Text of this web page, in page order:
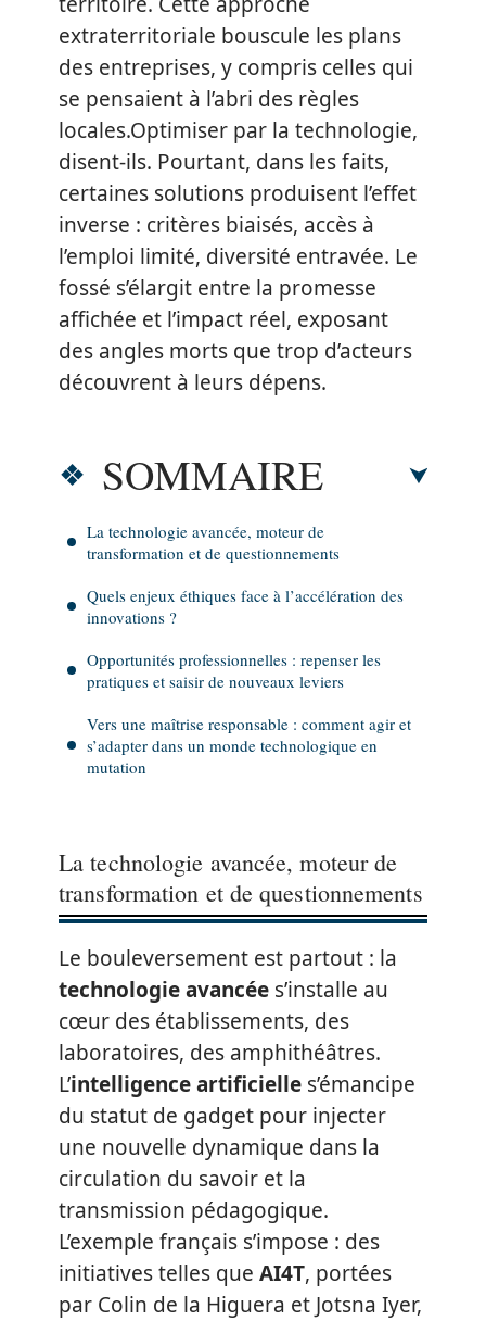
extraterritoriale bouscule les plans
des entreprises, y compris celles qui
se pensaient à l’abri des règles
locales.Optimiser par la technologie,
disent-ils. Pourtant, dans les faits,
certaines solutions produisent l’effet
inverse : critères biaisés, accès à
l’emploi limité, diversité entravée. Le
fossé s’élargit entre la promesse
affichée et l’impact réel, exposant
des angles morts que trop d’acteurs
découvrent à leurs dépens.
SOMMAIRE
La technologie avancée, moteur de
transformation et de questionnements
Quels enjeux éthiques face à l’accélération des
innovations ?
Opportunités professionnelles : repenser les
pratiques et saisir de nouveaux leviers
Vers une maîtrise responsable : comment agir et
s’adapter dans un monde technologique en
mutation
La technologie avancée, moteur de
transformation et de questionnements
Le bouleversement est partout : la
technologie avancée s’installe au
cœur des établissements, des
laboratoires, des amphithéâtres.
L’intelligence artificielle s’émancipe
du statut de gadget pour injecter
une nouvelle dynamique dans la
circulation du savoir et la
transmission pédagogique.
L’exemple français s’impose : des
initiatives telles que AI4T, portées
par Colin de la Higuera et Jotsna Iyer,